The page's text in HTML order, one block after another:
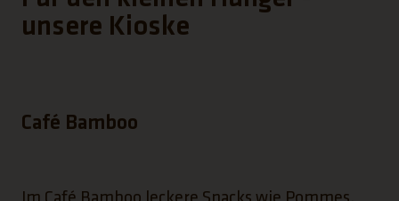
unsere Kioske
Café Bamboo
Im Café Bamboo leckere Snacks wie Pommes,